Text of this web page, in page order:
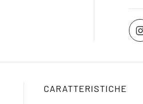
CARATTERISTICHE